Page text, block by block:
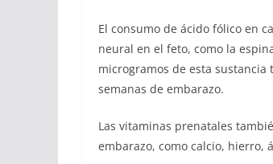
El consumo de ácido fólico en
neural en el feto, como la
microgramos de esta sustancia
semanas de embarazo.
Las vitaminas prenatales
embarazo, como calcio, hierro,